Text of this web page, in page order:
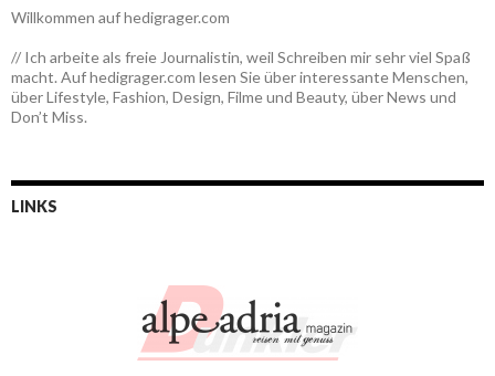
Willkommen auf hedigrager.com
// Ich arbeite als freie Journalistin, weil Schreiben mir sehr viel Spaß
macht. Auf hedigrager.com lesen Sie über interessante Menschen,
über Lifestyle, Fashion, Design, Filme und Beauty, über News und
Don’t Miss.
LINKS